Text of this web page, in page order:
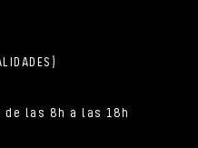
las 8h a las 18h